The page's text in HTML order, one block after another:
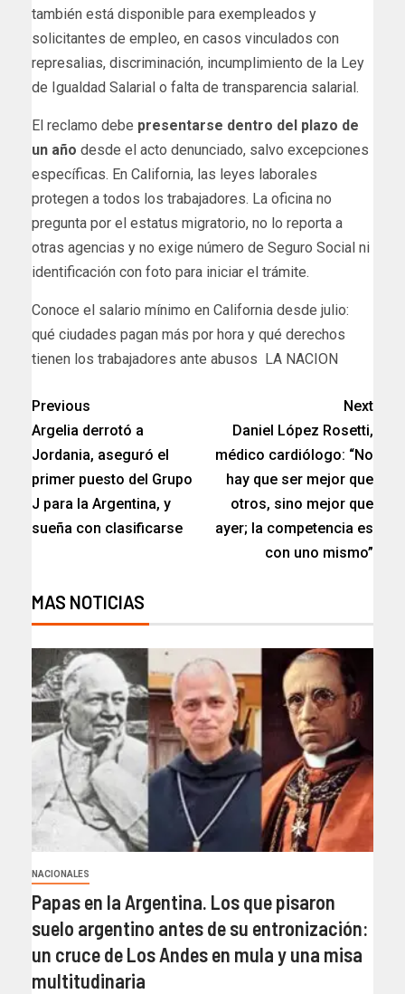
también está disponible para exempleados y
solicitantes de empleo, en casos vinculados con
represalias, discriminación, incumplimiento de la Ley
de Igualdad Salarial o falta de transparencia salarial.
El reclamo debe presentarse dentro del plazo de
un año desde el acto denunciado, salvo excepciones
específicas. En California, las leyes laborales
protegen a todos los trabajadores. La oficina no
pregunta por el estatus migratorio, no lo reporta a
otras agencias y no exige número de Seguro Social ni
identificación con foto para iniciar el trámite.
​Conoce el salario mínimo en California desde julio:
qué ciudades pagan más por hora y qué derechos
tienen los trabajadores ante abusos LA NACION
Previous
Argelia derrotó a
Jordania, aseguró el
primer puesto del Grupo
J para la Argentina, y
sueña con clasificarse
Next
Daniel López Rosetti,
médico cardiólogo: “No
hay que ser mejor que
otros, sino mejor que
ayer; la competencia es
con uno mismo”
MAS NOTICIAS
NACIONALES
Papas en la Argentina. Los que pisaron
suelo argentino antes de su entronización:
un cruce de Los Andes en mula y una misa
multitudinaria